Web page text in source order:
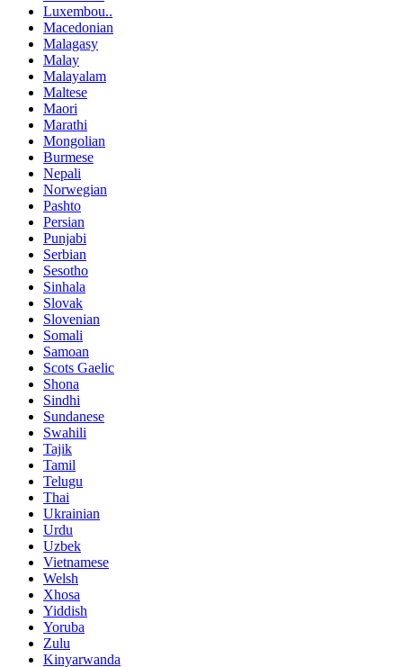
Luxembou..
Macedonian
Malagasy
Malay
Malayalam
Maltese
Maori
Marathi
Mongolian
Burmese
Nepali
Norwegian
Pashto
Persian
Punjabi
Serbian
Sesotho
Sinhala
Slovak
Slovenian
Somali
Samoan
Scots Gaelic
Shona
Sindhi
Sundanese
Swahili
Tajik
Tamil
Telugu
Thai
Ukrainian
Urdu
Uzbek
Vietnamese
Welsh
Xhosa
Yiddish
Yoruba
Zulu
Kinyarwanda